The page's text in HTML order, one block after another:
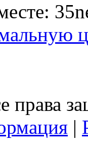
права
|